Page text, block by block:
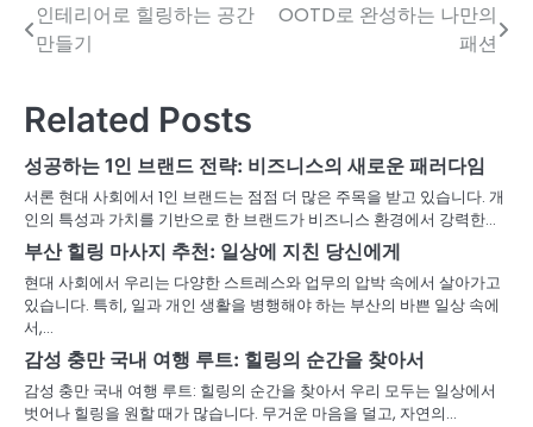
글
탐
색
인테리어로 힐링하는 공간
만들기
OOTD로 완성하는 나만의
패션
Related Posts
성공하는 1인 브랜드 전략: 비즈니스의 새로운 패러다임
서론 현대 사회에서 1인 브랜드는 점점 더 많은 주목을 받고 있습니다. 개
인의 특성과 가치를 기반으로 한 브랜드가 비즈니스 환경에서 강력한…
부산 힐링 마사지 추천: 일상에 지친 당신에게
현대 사회에서 우리는 다양한 스트레스와 업무의 압박 속에서 살아가고
있습니다. 특히, 일과 개인 생활을 병행해야 하는 부산의 바쁜 일상 속에
서,…
감성 충만 국내 여행 루트: 힐링의 순간을 찾아서
감성 충만 국내 여행 루트: 힐링의 순간을 찾아서 우리 모두는 일상에서
벗어나 힐링을 원할 때가 많습니다. 무거운 마음을 덜고, 자연의…